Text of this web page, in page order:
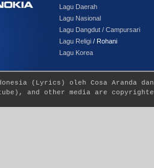
Lagu Daerah
Lagu Nasional
Lagu Dangdut / Campursari
Lagu Religi / Rohani
Lagu Korea
( Lyrics ) oleh Cosa Aranda
and other media are